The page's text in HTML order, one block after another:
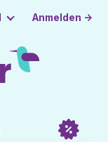
Anmelden →